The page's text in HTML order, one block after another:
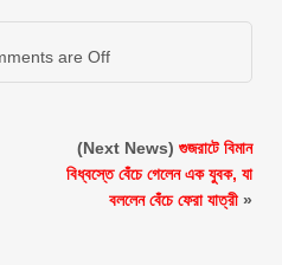
are Off
(Next News) গুজরাটে বিমান
বিধ্বস্তে বেঁচে গেলেন এক যুবক, যা
বললেন বেঁচে ফেরা যাত্রী »